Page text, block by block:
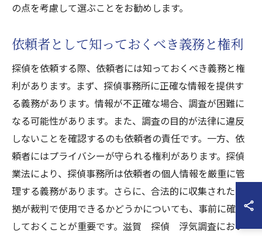
の点を考慮して選ぶことをお勧めします。
依頼者として知っておくべき義務と権利
探偵を依頼する際、依頼者には知っておくべき義務と権
利があります。まず、探偵事務所に正確な情報を提供す
る義務があります。情報が不正確な場合、調査が困難に
なる可能性があります。また、調査の目的が法律に違反
しないことを確認するのも依頼者の責任です。一方、依
頼者にはプライバシーが守られる権利があります。探偵
業法により、探偵事務所は依頼者の個人情報を厳重に管
理する義務があります。さらに、合法的に収集された証
拠が裁判で使用できるかどうかについても、事前に確認
しておくことが重要です。滋賀 探偵 浮気調査におい